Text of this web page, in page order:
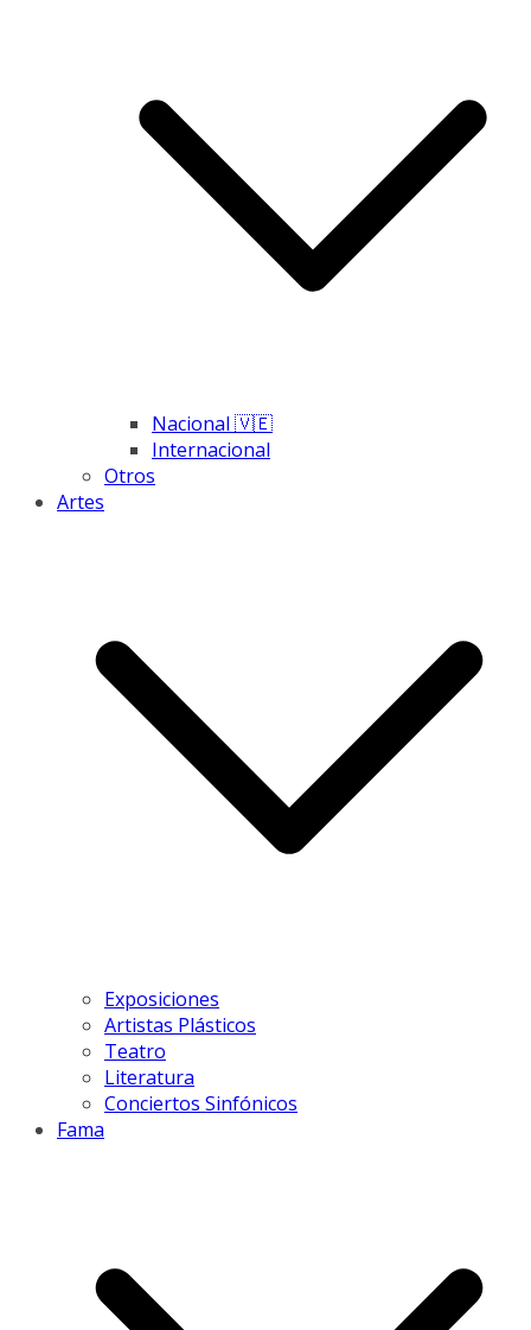
Nacional 🇻🇪
Internacional
Otros
Artes
Exposiciones
Artistas Plásticos
Teatro
Literatura
Conciertos Sinfónicos
Fama